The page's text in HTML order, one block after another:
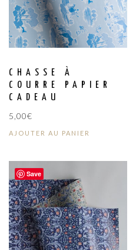
CHASSE À
COURRE PAPIER
CADEAU
5,00€
AJOUTER AU PANIER
Save